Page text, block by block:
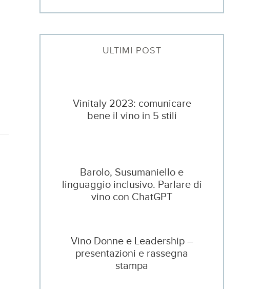
ULTIMI POST
Vinitaly 2023: comunicare
bene il vino in 5 stili
Barolo, Susumaniello e
linguaggio inclusivo. Parlare di
vino con ChatGPT
Vino Donne e Leadership –
presentazioni e rassegna
stampa